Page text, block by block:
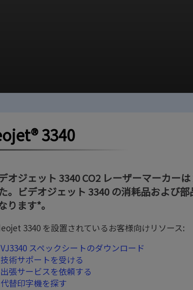
3340
オジェット 3340 CO2 レーザーマーカー
。ビデオジェット 3340 の消耗品および
ります*。
3340 を設置されているお客様向けリソース:
VJ3340 スペックシートのダウンロード
技術サポートを受ける
出張サービスを依頼する
代替印字機を探す